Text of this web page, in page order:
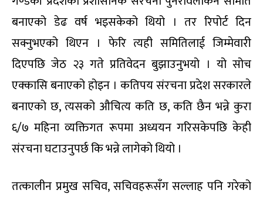
बनाएको डेढ वर्ष भइसकेको थियो । तर रिपोर्ट दिन
सक्नुभएको थिएन । फेरि त्यही समितिलाई जिम्मेवारी
दिएपछि जेठ २३ गते प्रतिवेदन बुझाउनुभयो । यो सोच
एक्कासि बनाएको होइन । कतिपय संरचना प्रदेश सरकारले
बनाएको छ, त्यसको औचित्य कति छ, कति छैन भन्ने कुरा
६/७ महिना व्यक्तिगत रूपमा अध्ययन गरिसकेपछि केही
संरचना घटाउनुपर्छ कि भन्ने लागेको थियो ।
तत्कालीन प्रमुख सचिव, सचिवहरूसँग सल्लाह पनि गरेको